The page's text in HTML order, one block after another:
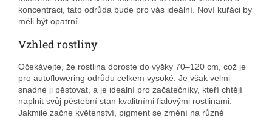
koncentraci, tato odrůda bude pro vás ideální. Noví kuřáci by
měli být opatrní.
Vzhled rostliny
Očekávejte, že rostlina doroste do výšky 70–120 cm, což je
pro autoflowering odrůdu celkem vysoké. Je však velmi
snadné ji pěstovat, a je ideální pro začátečníky, kteří chtějí
naplnit svůj pěstební stan kvalitními fialovými rostlinami.
Jakmile začne květenství, pigment se změní na různé